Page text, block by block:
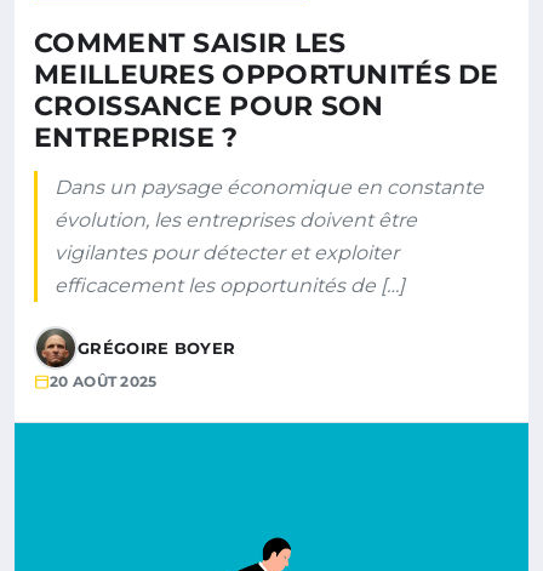
COMMENT SAISIR LES
MEILLEURES OPPORTUNITÉS DE
CROISSANCE POUR SON
ENTREPRISE ?
Dans un paysage économique en constante
évolution, les entreprises doivent être
vigilantes pour détecter et exploiter
efficacement les opportunités de […]
GRÉGOIRE BOYER
20 AOÛT 2025